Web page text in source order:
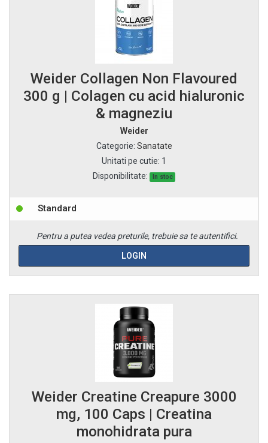
Weider Collagen Non Flavoured
300 g | Colagen cu acid hialuronic
& magneziu
Weider
Categorie: Sanatate
Unitati pe cutie: 1
Disponibilitate:
In stoc
Standard
Pentru a putea vedea preturile, trebuie sa te autentifici.
LOGIN
Weider Creatine Creapure 3000
mg, 100 Caps | Creatina
monohidrata pura